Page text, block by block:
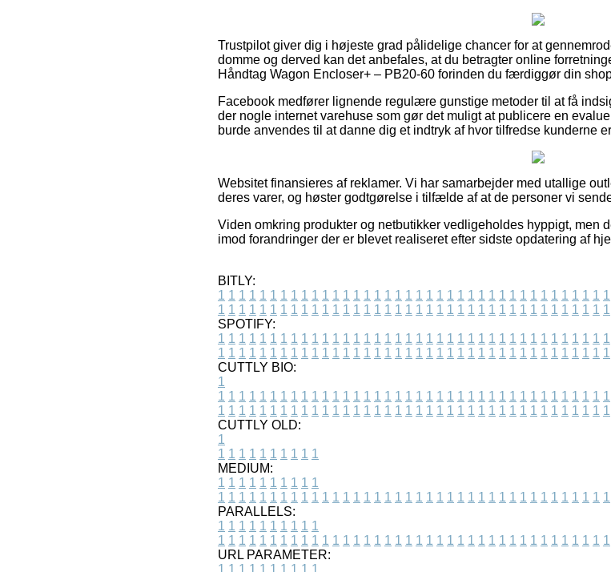
Trustpilot giver dig i højeste grad pålidelige chancer for at
domme og derved kan det anbefales, at du betragter online
Håndtag Wagon Encloser+ – PB20-60 forinden du færdiggør din
Facebook medfører lignende regulære gunstige metoder til at få
der nogle internet varehuse som gør det muligt at publicere en
burde anvendes til at danne dig et indtryk af hvor tilfredse kunderne
Websitet finansieres af reklamer. Vi har samarbejder med utallige
deres varer, og høster godtgørelse i tilfælde af at de personer vi
Viden omkring produkter og netbutikker vedligeholdes hyppigt, men
imod forandringer der er blevet realiseret efter sidste opdatering af
BITLY:
1 1 1 1 1 1 1 1 1 1 1 1 1 1 1 1 1 1 1 1 1 1 1 1 1 1 1 1 1 1 1 1 1 1 1 1 1 1
1 1 1 1 1 1 1 1 1 1 1 1 1 1 1 1 1 1 1 1 1 1 1 1 1 1 1 1 1 1 1 1 1 1 1 1 1 1
SPOTIFY:
1 1 1 1 1 1 1 1 1 1 1 1 1 1 1 1 1 1 1 1 1 1 1 1 1 1 1 1 1 1 1 1 1 1 1 1 1 1
1 1 1 1 1 1 1 1 1 1 1 1 1 1 1 1 1 1 1 1 1 1 1 1 1 1 1 1 1 1 1 1 1 1 1 1 1 1
CUTTLY BIO:
1
1 1 1 1 1 1 1 1 1 1 1 1 1 1 1 1 1 1 1 1 1 1 1 1 1 1 1 1 1 1 1 1 1 1 1 1 1 1
1 1 1 1 1 1 1 1 1 1 1 1 1 1 1 1 1 1 1 1 1 1 1 1 1 1 1 1 1 1 1 1 1 1 1 1 1 1
CUTTLY OLD:
1
1 1 1 1 1 1 1 1 1 1
MEDIUM:
1 1 1 1 1 1 1 1 1 1
1 1 1 1 1 1 1 1 1 1 1 1 1 1 1 1 1 1 1 1 1 1 1 1 1 1 1 1 1 1 1 1 1 1 1 1 1 1
PARALLELS:
1 1 1 1 1 1 1 1 1 1
1 1 1 1 1 1 1 1 1 1 1 1 1 1 1 1 1 1 1 1 1 1 1 1 1 1 1 1 1 1 1 1 1 1 1 1 1 1
URL PARAMETER:
1 1 1 1 1 1 1 1 1 1